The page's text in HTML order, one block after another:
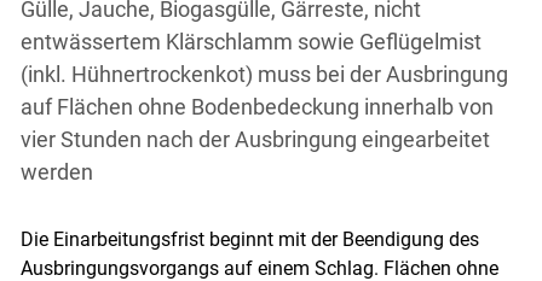
Gülle, Jauche, Biogasgülle, Gärreste, nicht
entwässertem Klärschlamm sowie Geflügelmist
(inkl. Hühnertrockenkot) muss bei der Ausbringung
auf Flächen ohne Bodenbedeckung innerhalb von
vier Stunden nach der Ausbringung eingearbeitet
werden
Die Einarbeitungsfrist beginnt mit der Beendigung des
Ausbringungsvorgangs auf einem Schlag. Flächen ohne